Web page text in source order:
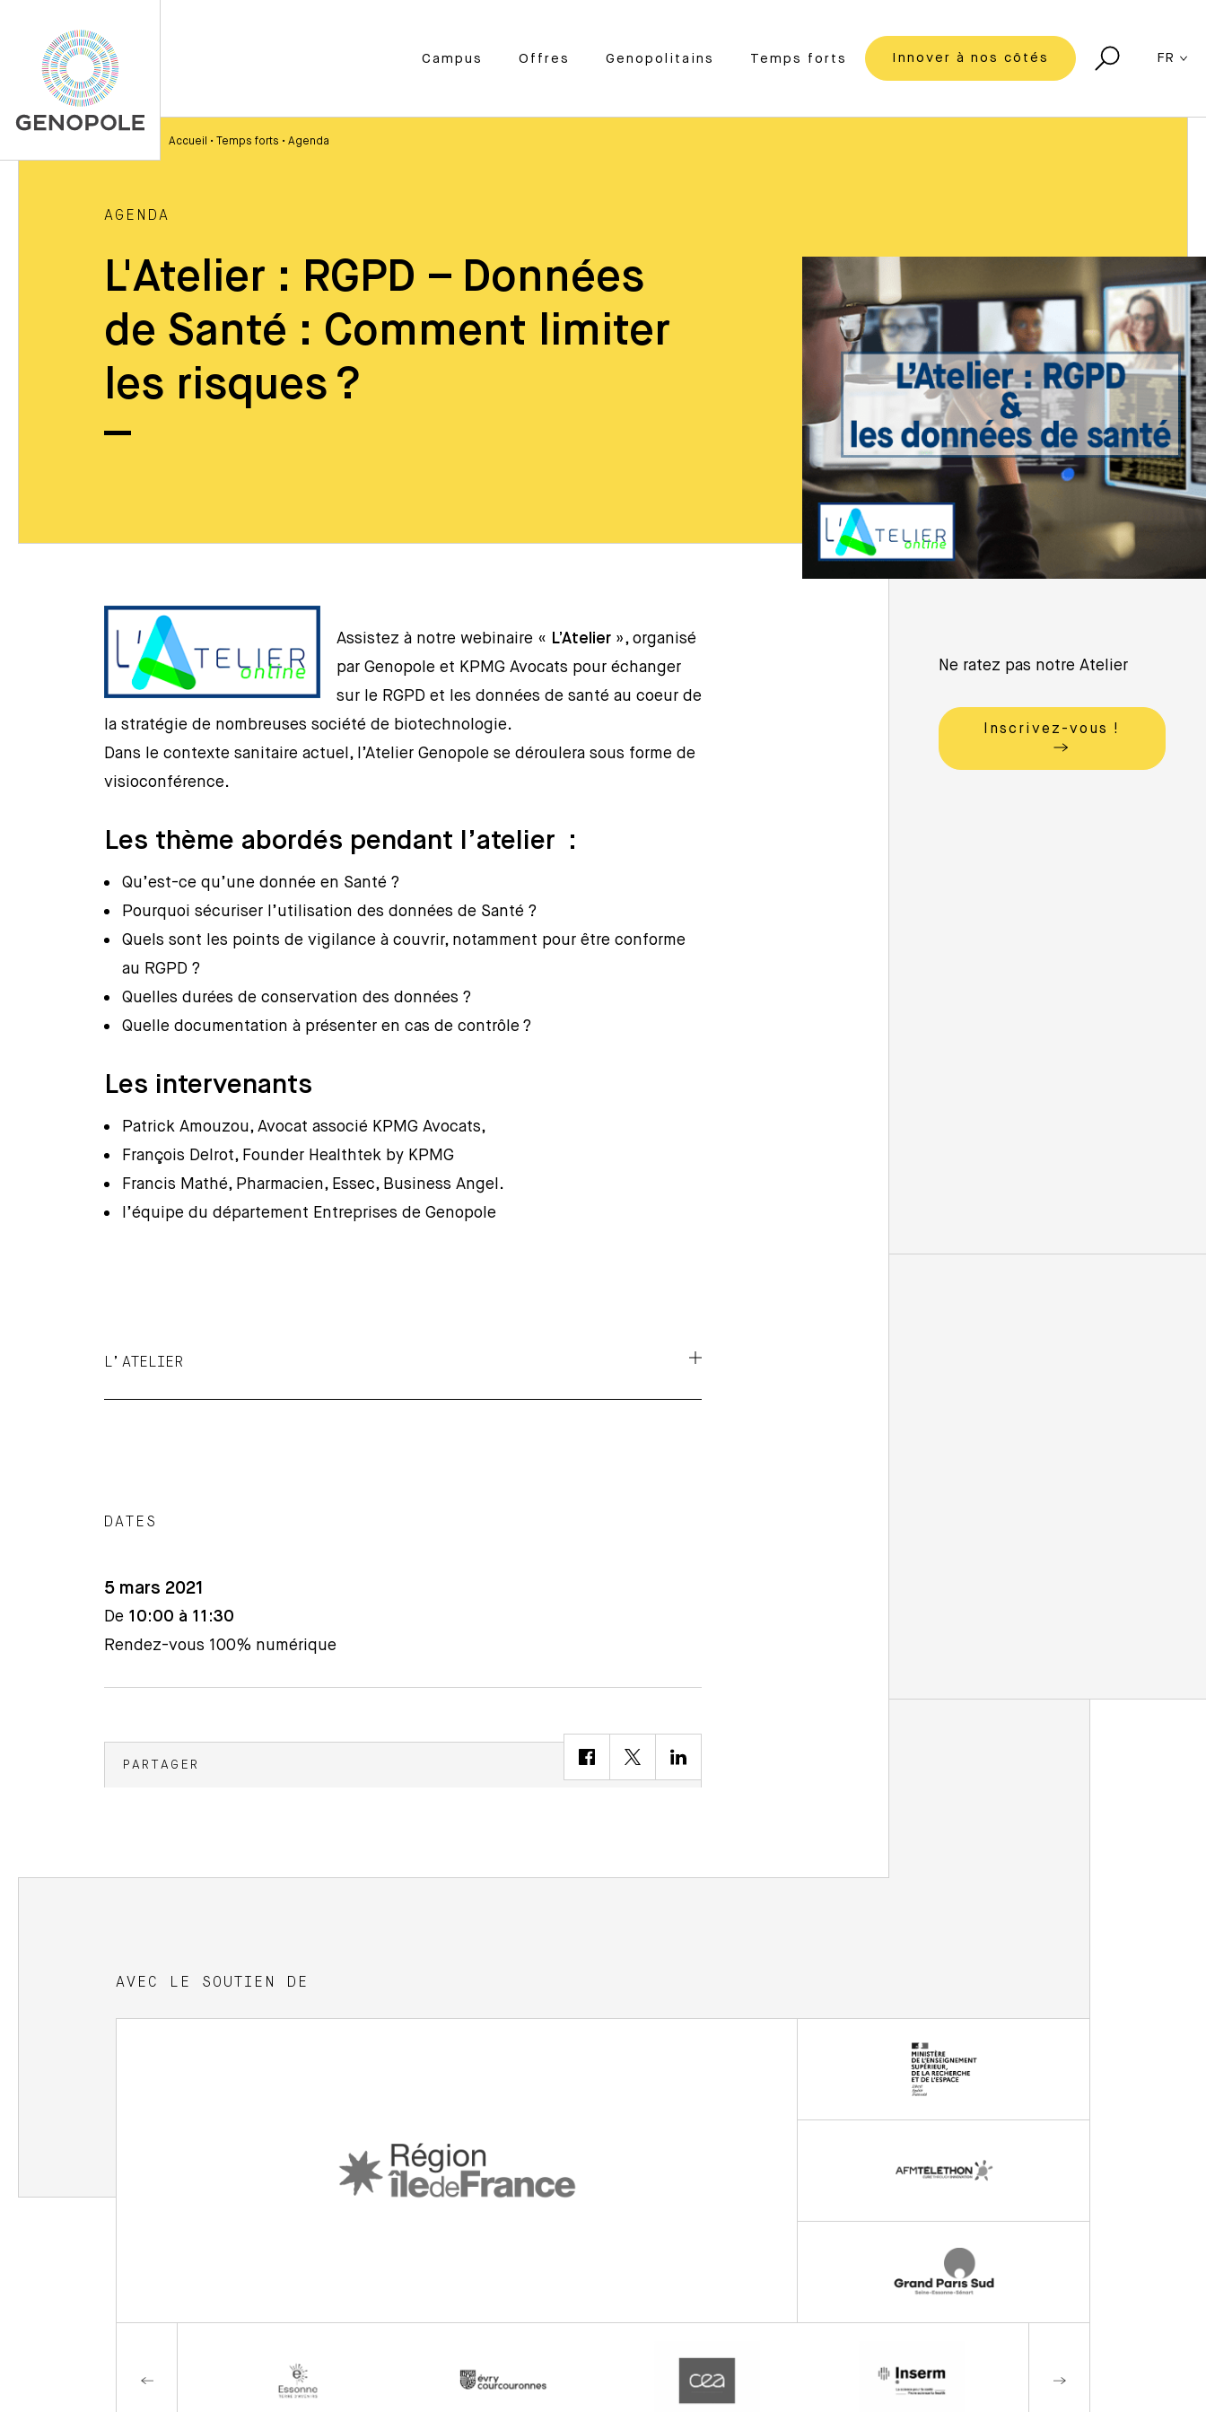
Campus Offres Genopolitains Temps forts Innover à nos côtés FR
Accueil • Temps forts • Agenda
AGENDA
L'Atelier : RGPD – Données
de Santé : Comment limiter
les risques ?
Ne ratez pas notre Atelier
Inscrivez-vous !
Assistez à notre webinaire « L’Atelier », organisé
par Genopole et KPMG Avocats pour échanger
sur le RGPD et les données de santé au coeur de
la stratégie de nombreuses société de biotechnologie.
Dans le contexte sanitaire actuel, l’Atelier Genopole se déroulera sous forme de
visioconférence.
Les thème abordés pendant l’atelier :
Qu’est-ce qu’une donnée en Santé ?
Pourquoi sécuriser l’utilisation des données de Santé ?
Quels sont les points de vigilance à couvrir, notamment pour être conforme
au RGPD ?
Quelles durées de conservation des données ?
Quelle documentation à présenter en cas de contrôle ?
Les intervenants
Patrick Amouzou, Avocat associé KPMG Avocats,
François Delrot, Founder Healthtek by KPMG
Francis Mathé, Pharmacien, Essec, Business Angel.
l’équipe du département Entreprises de Genopole
L’ATELIER
DATES
5 mars 2021
De 10:00 à 11:30
Rendez-vous 100% numérique
PARTAGER
AVEC LE SOUTIEN DE